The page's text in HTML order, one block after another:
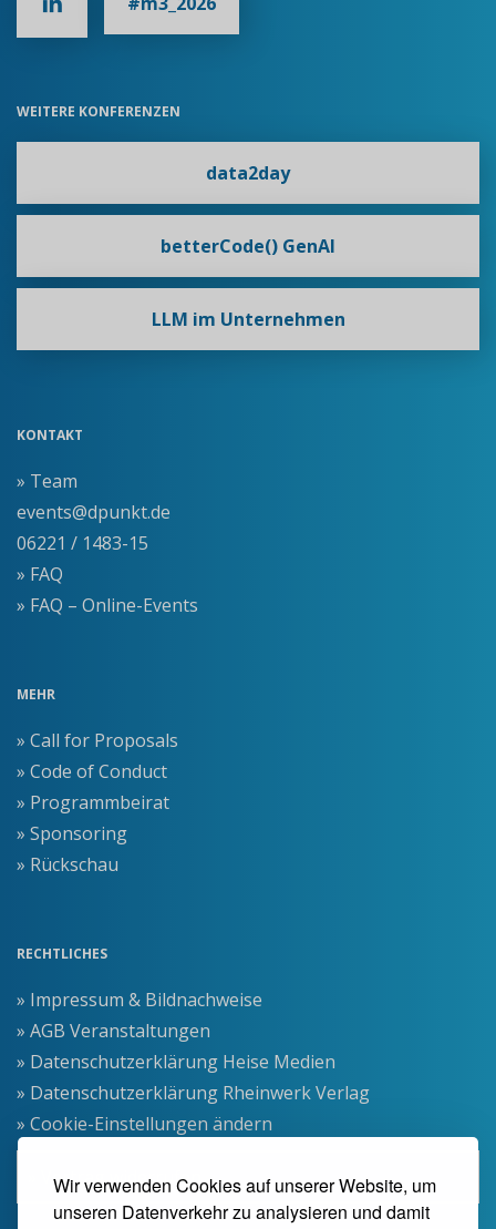
Wir verwenden Cookies auf unserer Website, um
unseren Datenverkehr zu analysieren und damit
WEITERE KONFERENZEN
data2day
betterCode() GenAI
LLM im Unternehmen
KONTAKT
» Team
events@dpunkt.de
06221 / 1483-15
» FAQ
» FAQ – Online-Events
MEHR
» Call for Proposals
» Code of Conduct
» Programmbeirat
» Sponsoring
» Rückschau
RECHTLICHES
» Impressum & Bildnachweise
» AGB Veranstaltungen
» Datenschutzerklärung Heise Medien
» Datenschutzerklärung Rheinwerk Verlag
» Cookie-Einstellungen ändern
» Vertrag widerrufen